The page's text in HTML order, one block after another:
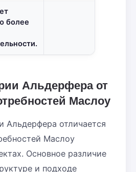
более
Альдерфера от
Маслоу
Альдерфера отличается
Маслоу
Основное различие
и подходе